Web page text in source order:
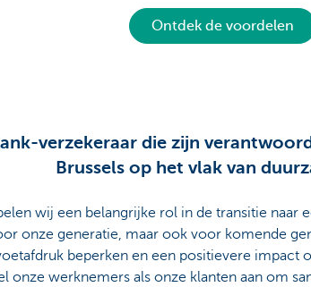
Ontdek de voordelen
verzekeraar die zijn
Brussels op het vlak van
wij een belangrijke rol in de transitie naar
onze generatie, maar ook voor komende
beperken en een positievere impact
onze werknemers als onze klanten aan om